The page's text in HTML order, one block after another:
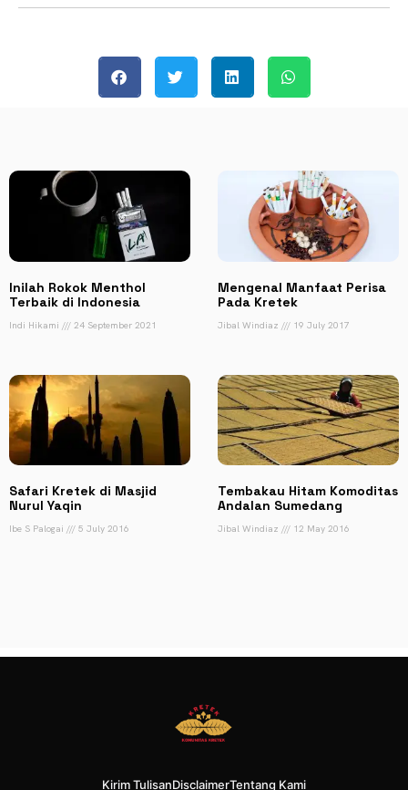
Inilah Rokok Menthol
Terbaik di Indonesia
Indi Hikami 24 September 2021
Mengenal Manfaat Perisa
Pada Kretek
Jibal Windiaz 19 July 2017
Safari Kretek di Masjid
Nurul Yaqin
Ibe S Palogai 5 July 2016
Tembakau Hitam Komoditas
Andalan Sumedang
Jibal Windiaz 12 May 2016
Kirim TulisanDisclaimerTentang Kami